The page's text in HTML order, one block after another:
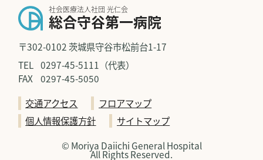
社会医療法人社団 光仁会
総合守谷第一病院
〒302-0102 茨城県守谷市松前台1-17
TEL 0297-45-5111（代表）
FAX
0297-45-5050
交通アクセス
フロアマップ
個人情報保護方針
サイトマップ
© Moriya Daiichi General Hospital
All Rights Reserved.